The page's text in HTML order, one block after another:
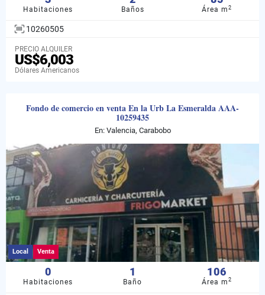
Habitaciones Baños Área m2
10260505
PRECIO ALQUILER
US$6,003
Dólares Americanos
Fondo de comercio en venta En la Urb La Esmeralda AAA-
10259435
En: Valencia, Carabobo
Local Venta
0
Habitaciones
1
Baño
106
Área m2